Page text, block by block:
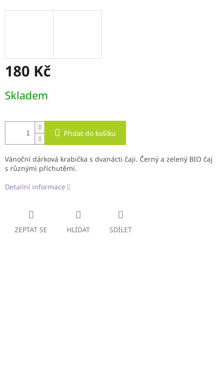
180 Kč
cena:
Skladem
Přidat do košíku
Vánoční dárková krabička s dvanácti čaji. Černý a zelený BIO čaj
s různými příchutěmi.
Detailní informace
ZEPTAT SE HLÍDAT SDÍLET